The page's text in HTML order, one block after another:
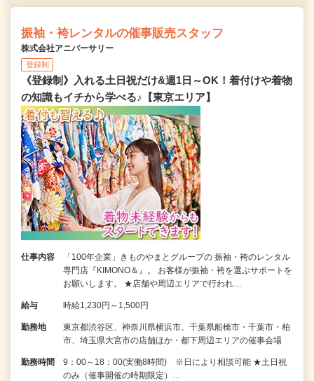
振袖・袴レンタルの催事販売スタッフ
株式会社アニバーサリー
登録制
《登録制》入れる土日祝だけ&週1日～OK！着付けや着物
の知識もイチから学べる♪【東京エリア】
仕事内容
「100年企業」きものやまとグループの 振袖・袴のレンタル
専門店『KIMONO＆』。 お客様が振袖・袴を選ぶサポートを
お願いします。 ★店舗や周辺エリアで行われ…
給与 時給1,230円～1,500円
勤務地
東京都渋谷区、神奈川県横浜市、千葉県船橋市・千葉市・柏
市、埼玉県大宮市の店舗ほか・都下周辺エリアの催事会場
勤務時間
9：00～18：00(実働8時間) ※日により相談可能 ★土日祝
のみ（催事開催の時期限定）…